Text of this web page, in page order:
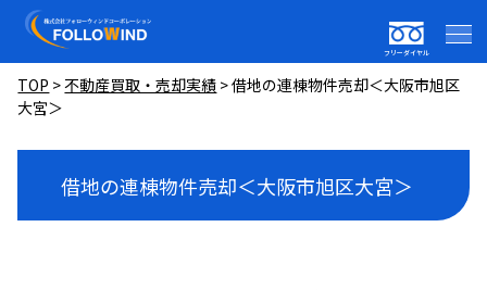
フリーダイヤル
TOP >不動産買取・売却実績 >借地の連棟物件売却＜大阪市旭区
大宮＞
借地の連棟物件売却＜大阪市旭区大宮＞